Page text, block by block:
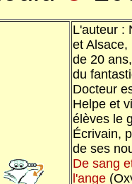
L'auteur :
et Alsace,
de 20
du
Docteur
Helpe et
élèves le
Écrivain,
de ses
De sang
l'ange